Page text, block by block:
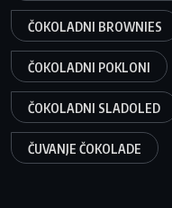
ČOKOLADNI BROWNIES
ČOKOLADNI POKLONI
ČOKOLADNI SLADOLED
ČUVANJE ČOKOLADE